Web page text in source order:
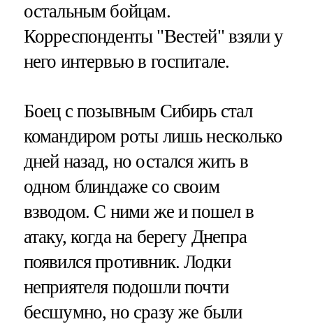
остальным бойцам.
Корреспонденты "Вестей" взяли у
него интервью в госпитале.
Боец с позывным Сибирь стал
командиром роты лишь несколько
дней назад, но остался жить в
одном блиндаже со своим
взводом. С ними же и пошел в
атаку, когда на берегу Днепра
появился противник. Лодки
неприятеля подошли почти
бесшумно, но сразу же были